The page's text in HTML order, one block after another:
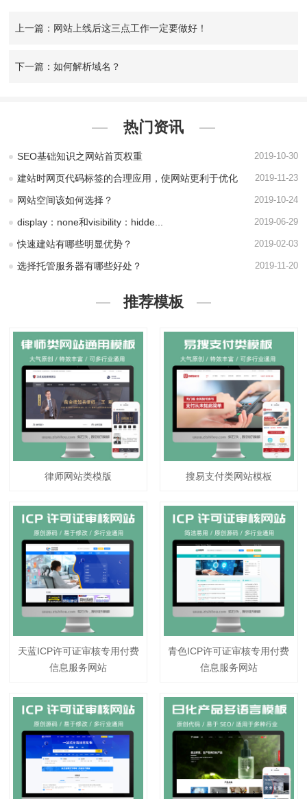
上一篇：网站上线后这三点工作一定要做好！
下一篇：如何解析域名？
热门资讯
SEO基础知识之网站首页权重 2019-10-30
建站时网页代码标签的合理应用，使网站更利于优化 2019-11-23
网站空间该如何选择？ 2019-10-24
display：none和visibility：hidde... 2019-06-29
快速建站有哪些明显优势？ 2019-02-03
选择托管服务器有哪些好处？ 2019-11-20
推荐模板
律师网站类模版 搜易支付类网站模板
天蓝ICP许可证审核专用付费
信息服务网站
青色ICP许可证审核专用付费
信息服务网站